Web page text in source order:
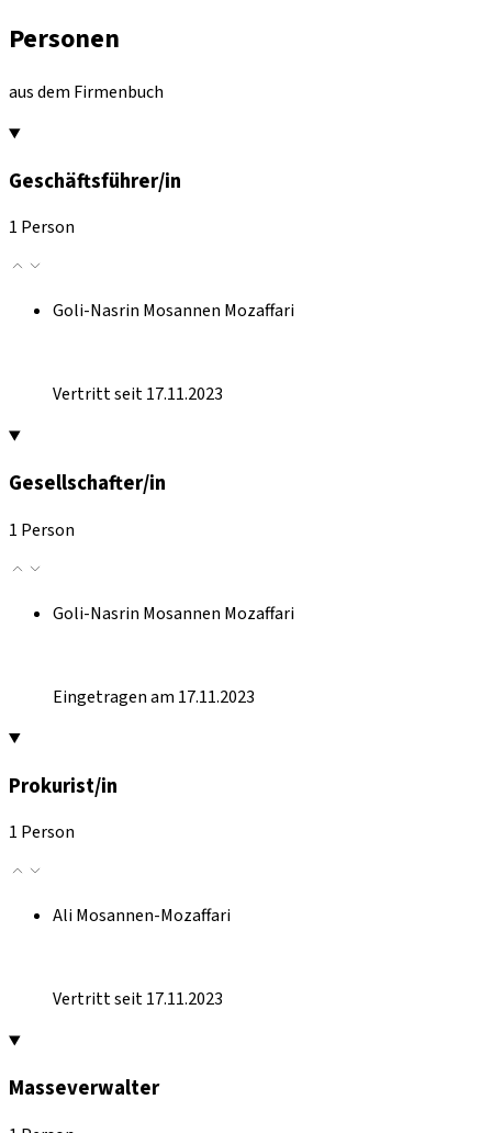
Personen
aus dem Firmenbuch
Geschäftsführer/in
1 Person
Goli-Nasrin Mosannen Mozaffari
Vertritt seit 17.11.2023
Gesellschafter/in
1 Person
Goli-Nasrin Mosannen Mozaffari
Eingetragen am 17.11.2023
Prokurist/in
1 Person
Ali Mosannen-Mozaffari
Vertritt seit 17.11.2023
Masseverwalter